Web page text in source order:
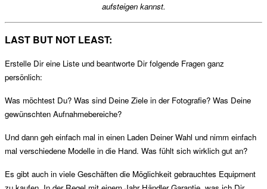
aufsteigen kannst.
LAST BUT NOT LEAST:
Erstelle Dir eine Liste und beantworte Dir folgende Fragen ganz
persönlich:
Was möchtest Du? Was sind Deine Ziele in der Fotografie? Was Deine
gewünschten Aufnahmebereiche?
Und dann geh einfach mal in einen Laden Deiner Wahl und nimm einfach
mal verschiedene Modelle in die Hand. Was fühlt sich wirklich gut an?
Es gibt auch in viele Geschäften die Möglichkeit gebrauchtes Equipment